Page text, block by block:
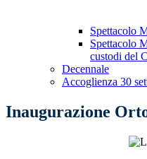
Spettacolo
Spettacolo
custodi del
Decennale
Accoglienza 30
Inaugurazione